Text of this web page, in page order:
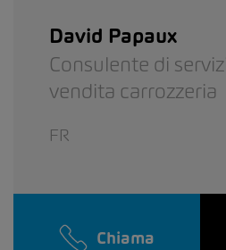
David Papaux
Consulente di
vendita carrozzeria
FR
Chiama